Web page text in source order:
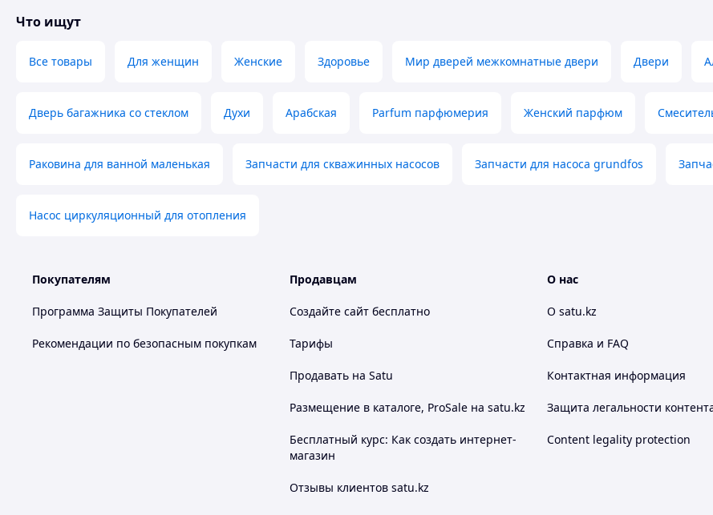
Что ищут
Все товары Для женщин Женские Здоровье Мир дверей межкомнатные двери Двери
Дверь багажника со стеклом Духи Арабская Parfum парфюмерия Женский парфюм
Раковина для ванной маленькая Запчасти для скважинных насосов Запчасти для насоса grundfos
Насос циркуляционный для отопления
Покупателям
Программа Защиты Покупателей
Рекомендации по безопасным покупкам
Продавцам
Создайте сайт бесплатно
Тарифы
Продавать на Satu
Размещение в каталоге, ProSale на satu.kz
Бесплатный курс: Как создать интернет-
магазин
Отзывы клиентов satu.kz
О нас
О satu.kz
Справка и FAQ
Контактная информация
Защита легальности
Content legality protection